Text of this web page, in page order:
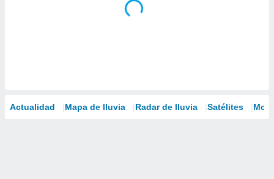
Actualidad Mapa de lluvia Radar de lluvia Satélites